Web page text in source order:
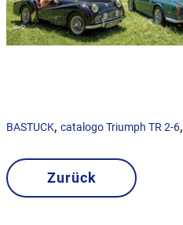
BASTUCK, catalogo Triumph TR 2-6,
Zurück